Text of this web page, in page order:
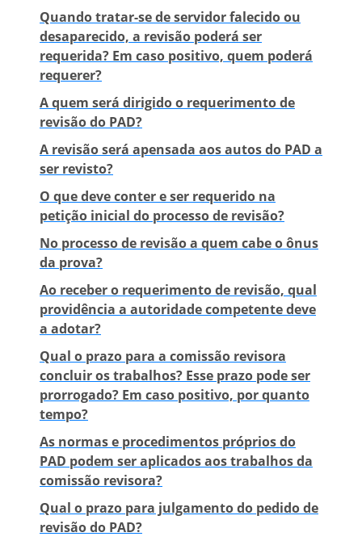
Quando tratar-se de servidor falecido ou
desaparecido, a revisão poderá ser
requerida? Em caso positivo, quem poderá
requerer?
A quem será dirigido o requerimento de
revisão do PAD?
A revisão será apensada aos autos do PAD a
ser revisto?
O que deve conter e ser requerido na
petição inicial do processo de revisão?
No processo de revisão a quem cabe o ônus
da prova?
Ao receber o requerimento de revisão, qual
providência a autoridade competente deve
a adotar?
Qual o prazo para a comissão revisora
concluir os trabalhos? Esse prazo pode ser
prorrogado? Em caso positivo, por quanto
tempo?
As normas e procedimentos próprios do
PAD podem ser aplicados aos trabalhos da
comissão revisora?
Qual o prazo para julgamento do pedido de
revisão do PAD?